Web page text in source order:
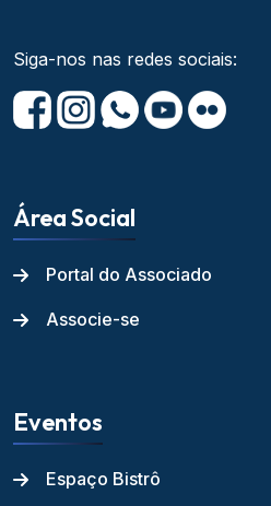
Siga-nos nas redes sociais:
Área Social
Portal do Associado
Associe-se
Eventos
Espaço Bistrô